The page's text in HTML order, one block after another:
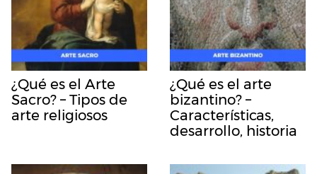
¿Qué es el Arte
Sacro? – Tipos de
arte religiosos
¿Qué es el arte
bizantino? –
Características,
desarrollo, historia